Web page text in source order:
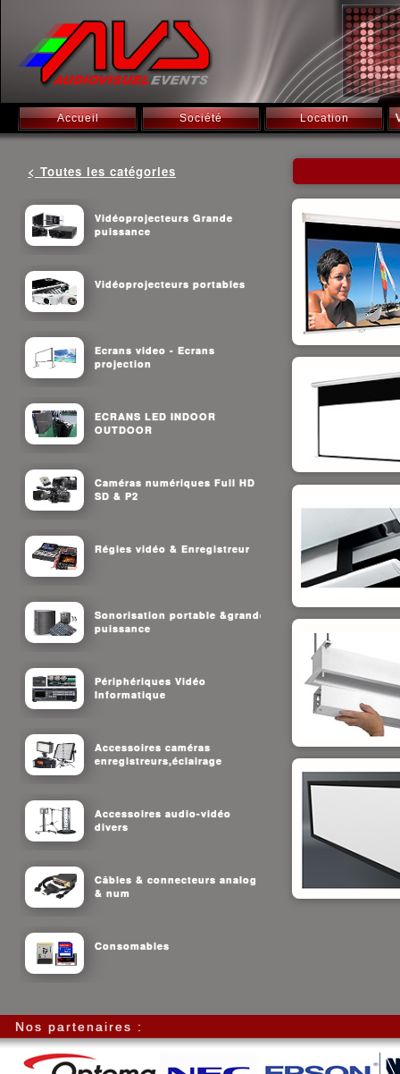
Accueil Société Location
< Toutes les catégories
Vidéoprojecteurs Grande
puissance
Vidéoprojecteurs portables
Ecrans video - Ecrans
projection
ECRANS LED INDOOR
OUTDOOR
Caméras numériques Full HD
SD & P2
Régies vidéo & Enregistreur
Sonorisation portable &grande
puissance
Périphériques Vidéo
Informatique
Accessoires caméras
enregistreurs,éclairage
Accessoires audio-vidéo
divers
Câbles & connecteurs analog
& num
Consomables
Nos partenaires :